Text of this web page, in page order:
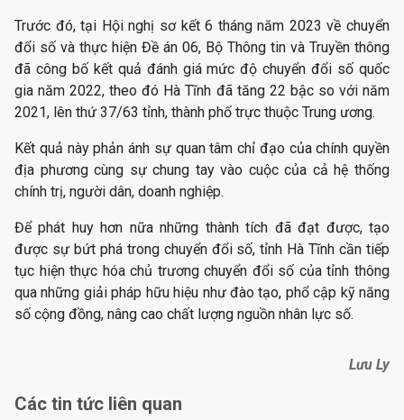
Trước đó, tại Hội nghị sơ kết 6 tháng năm 2023 về chuyển
đổi số và thực hiện Đề án 06, Bộ Thông tin và Truyền thông
đã công bố kết quả đánh giá mức độ chuyển đổi số quốc
gia năm 2022, theo đó Hà Tĩnh đã tăng 22 bậc so với năm
2021, lên thứ 37/63 tỉnh, thành phố trực thuộc Trung ương.
Kết quả này phản ánh sự quan tâm chỉ đạo của chính quyền
địa phương cùng sự chung tay vào cuộc của cả hệ thống
chính trị, người dân, doanh nghiệp.
Để phát huy hơn nữa những thành tích đã đạt được, tạo
được sự bứt phá trong chuyển đổi số, tỉnh Hà Tĩnh cần tiếp
tục hiện thực hóa chủ trương chuyển đổi số của tỉnh thông
qua những giải pháp hữu hiệu như đào tạo, phổ cập kỹ năng
số cộng đồng, nâng cao chất lượng nguồn nhân lực số.
Lưu Ly
Các tin tức liên quan